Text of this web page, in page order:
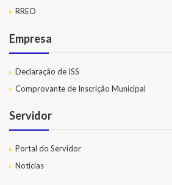
Despesas
Arrecadação
Diárias
Licitações e Leilões
Diário Oficial
RREO
Empresa
Declaração de ISS
Comprovante de Inscrição Municipal
Servidor
Portal do Servidor
Notícias